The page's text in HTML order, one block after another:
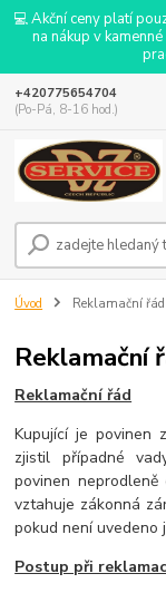
💻 Akční ceny platí
na nákup v
+420775654704
(Po-Pá, 8-16 hod.)
Úvod Reklamační řád
Reklamační
Reklamační řád
Kupující je povinen
zjistil případné
povinen neprodleně
vztahuje zákonná
pokud není uvedeno
Postup při